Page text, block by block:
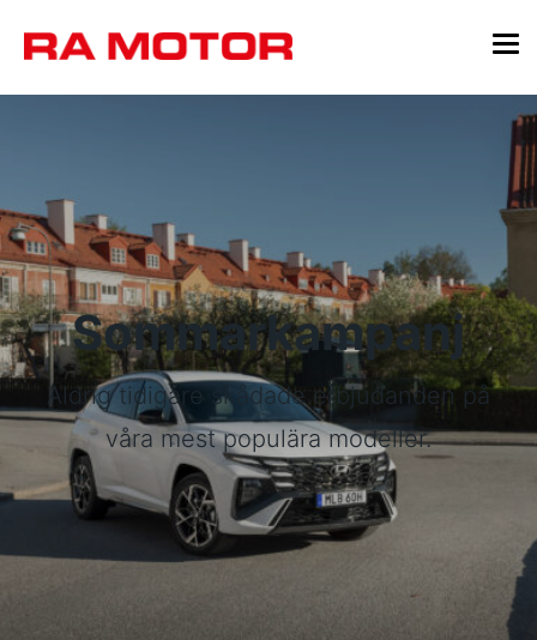
Sommarkampanj
Aldrig tidigare skådade erbjudanden på
våra mest populära modeller.